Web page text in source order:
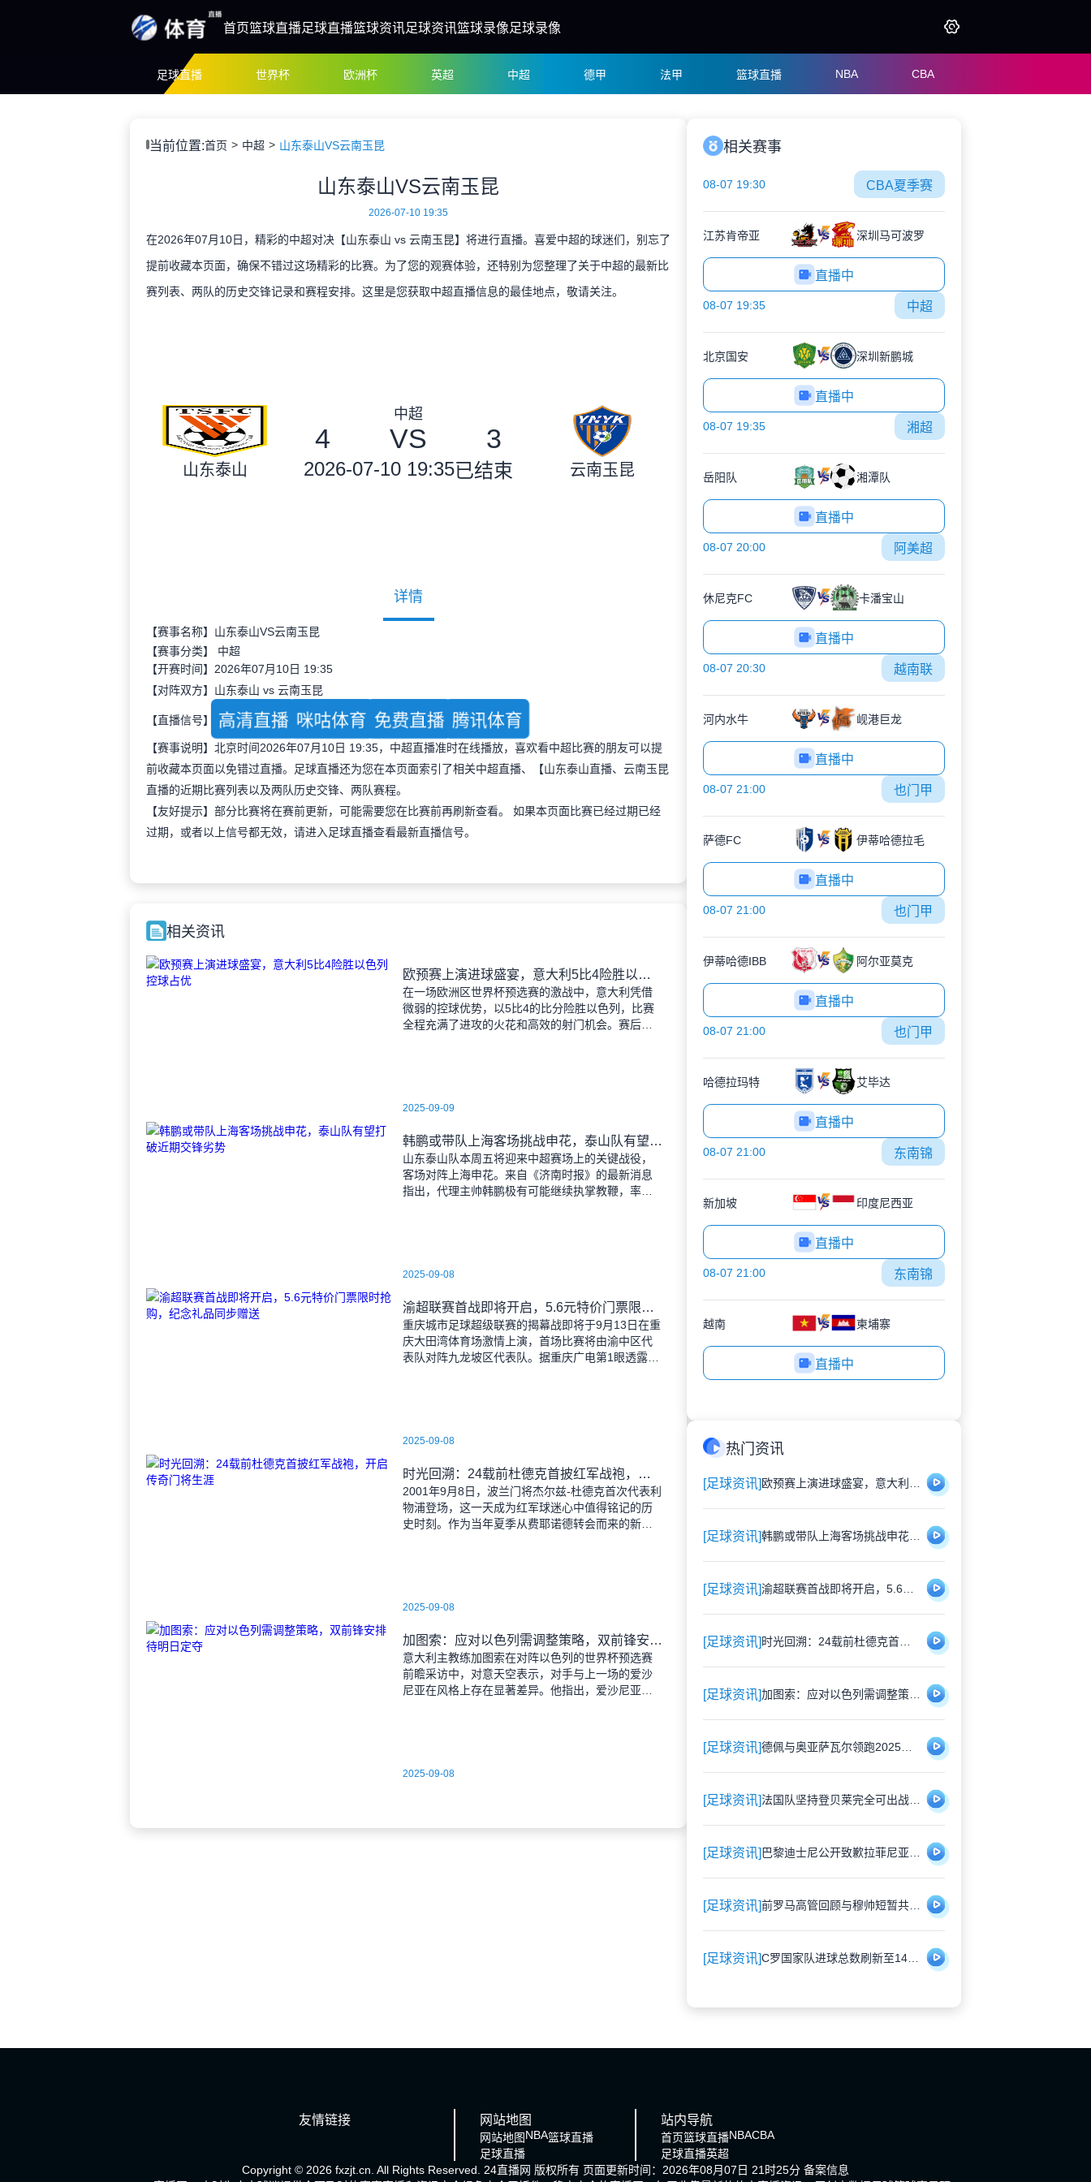
首页篮球直播足球直播篮球资讯足球资讯篮球录像足球录像
足球直播 世界杯 欧洲杯 英超 中超 德甲 法甲 篮球直播 NBA CBA
当前位置:首页 中超 山东泰山VS云南玉昆
山东泰山VS云南玉昆
2026-07-10 19:35
在2026年07月10日，精彩的中超对决【山东泰山 vs 云南玉昆】将进行直播。喜爱中超的球迷们，别忘了
提前收藏本页面，确保不错过这场精彩的比赛。为了您的观赛体验，还特别为您整理了关于中超的最新比
赛列表、两队的历史交锋记录和赛程安排。这里是您获取中超直播信息的最佳地点，敬请关注。
山东泰山
中超
4 VS 3
2026-07-10 19:35已结束 云南玉昆
详情
【赛事名称】山东泰山VS云南玉昆
【赛事分类】 中超
【开赛时间】2026年07月10日 19:35
【对阵双方】山东泰山 vs 云南玉昆
【直播信号】 高清直播 咪咕体育 免费直播 腾讯体育
【赛事说明】北京时间2026年07月10日 19:35，中超直播准时在线播放，喜欢看中超比赛的朋友可以提
前收藏本页面以免错过直播。足球直播还为您在本页面索引了相关中超直播、【山东泰山直播、云南玉昆
直播的近期比赛列表以及两队历史交锋、两队赛程。
【友好提示】部分比赛将在赛前更新，可能需要您在比赛前再刷新查看。 如果本页面比赛已经过期已经
过期，或者以上信号都无效，请进入足球直播查看最新直播信号。
相关资讯
欧预赛上演进球盛宴，意大利5比4险胜以色列控球占优
在一场欧洲区世界杯预选赛的激战中，意大利凭借
微弱的控球优势，以5比4的比分险胜以色列，比赛
全程充满了进攻的火花和高效的射门机会。赛后技
2025-09-09
韩鹏或带队上海客场挑战申花，泰山队有望打破近期交锋劣势
山东泰山队本周五将迎来中超赛场上的关键战役，
客场对阵上海申花。来自《济南时报》的最新消息
指出，代理主帅韩鹏极有可能继续执掌教鞭，率队
2025-09-08
渝超联赛首战即将开启，5.6元特价门票限时抢购，纪念礼品同步赠送
重庆城市足球超级联赛的揭幕战即将于9月13日在重
庆大田湾体育场激情上演，首场比赛将由渝中区代
表队对阵九龙坡区代表队。据重庆广电第1眼透露，
2025-09-08
时光回溯：24载前杜德克首披红军战袍，开启传奇门将生涯
2001年9月8日，波兰门将杰尔兹-杜德克首次代表利
物浦登场，这一天成为红军球迷心中值得铭记的历
史时刻。作为当年夏季从费耶诺德转会而来的新
2025-09-08
加图索：应对以色列需调整策略，双前锋安排待明日定夺
意大利主教练加图索在对阵以色列的世界杯预选赛
前瞻采访中，对意天空表示，对手与上一场的爱沙
尼亚在风格上存在显著差异。他指出，爱沙尼亚更
2025-09-08
相关赛事
08-07 19:30 CBA夏季赛
江苏肯帝亚 深圳马可波罗
直播中
08-07 19:35 中超
北京国安 深圳新鹏城
直播中
08-07 19:35 湘超
岳阳队 湘潭队
直播中
08-07 20:00 阿美超
休尼克FC 卡潘宝山
直播中
08-07 20:30 越南联
河内水牛 岘港巨龙
直播中
08-07 21:00 也门甲
萨德FC 伊蒂哈德拉毛
直播中
08-07 21:00 也门甲
伊蒂哈德IBB 阿尔亚莫克
直播中
08-07 21:00 也门甲
哈德拉玛特 艾毕达
直播中
08-07 21:00 东南锦
新加坡 印度尼西亚
直播中
08-07 21:00 东南锦
越南 柬埔寨
直播中
热门资讯
[足球资讯]
[足球资讯]
[足球资讯]
[足球资讯]
[足球资讯]
[足球资讯]
[足球资讯]
[足球资讯]
[足球资讯]
[足球资讯]
友情链接 网站地图
网站地图NBA篮球直播
足球直播
站内导航
首页篮球直播NBACBA
足球直播英超
Copyright © 2026 fxzjt.cn. All Rights Reserved. 24直播网 版权所有 页面更新时间：2026年08月07日 21时25分 备案信息